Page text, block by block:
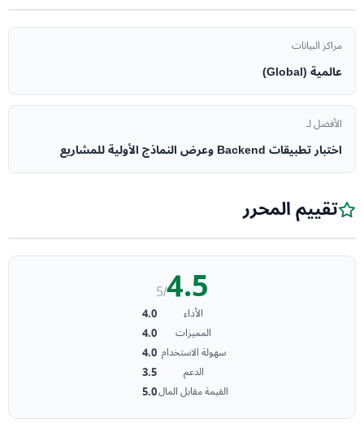
مراكز البيانات
عالمية (Global)
الأفضل لـ
اختبار تطبيقات Backend وعرض النماذج الأولية للمشاريع
تقييم المحرر
4.5
/5
الأداء 4.0
المميزات 4.0
سهولة الاستخدام 4.0
الدعم 3.5
القيمة مقابل المال5.0